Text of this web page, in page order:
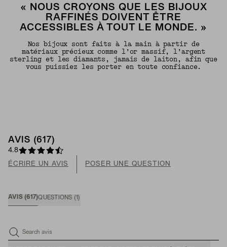
« NOUS CROYONS QUE LES BIJOUX
RAFFINÉS DOIVENT ÊTRE
ACCESSIBLES À TOUT LE MONDE. »
Nos bijoux sont faits à la main à partir de
matériaux précieux comme l’or massif, l’argent
sterling et les diamants, jamais de laiton, afin que
vous puissiez les porter en toute confiance.
AVIS (617)
4.8
ÉCRIRE UN AVIS POSER UNE QUESTION
AVIS (617)QUESTIONS (1 )
Search avis